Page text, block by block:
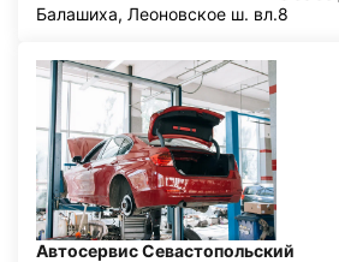
Балашиха, Леоновское ш. вл.8
Автосервис Севастопольский